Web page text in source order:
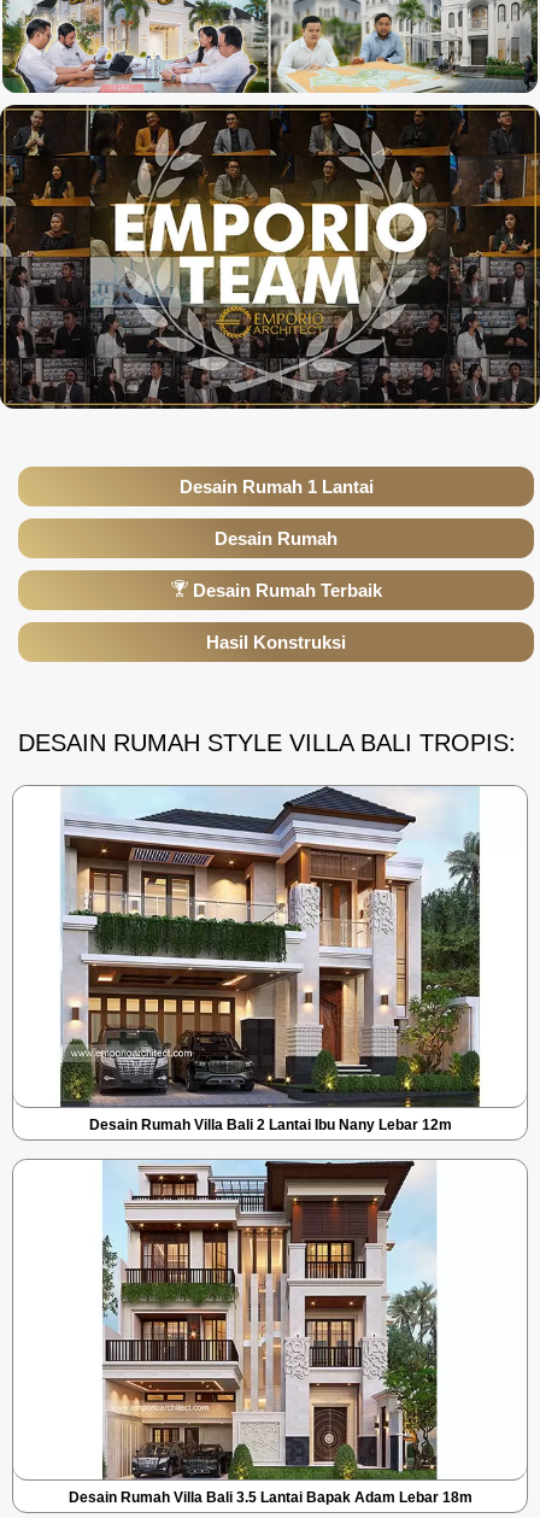
Desain Rumah 1 Lantai
Desain Rumah
Desain Rumah Terbaik
Hasil Konstruksi
DESAIN RUMAH STYLE VILLA BALI TROPIS:
Desain Rumah Villa Bali 2 Lantai Ibu Nany Lebar 12m
Desain Rumah Villa Bali 3.5 Lantai Bapak Adam Lebar 18m